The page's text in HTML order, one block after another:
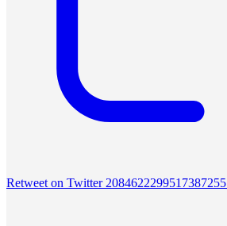
Retweet on Twitter 2084622299517387255